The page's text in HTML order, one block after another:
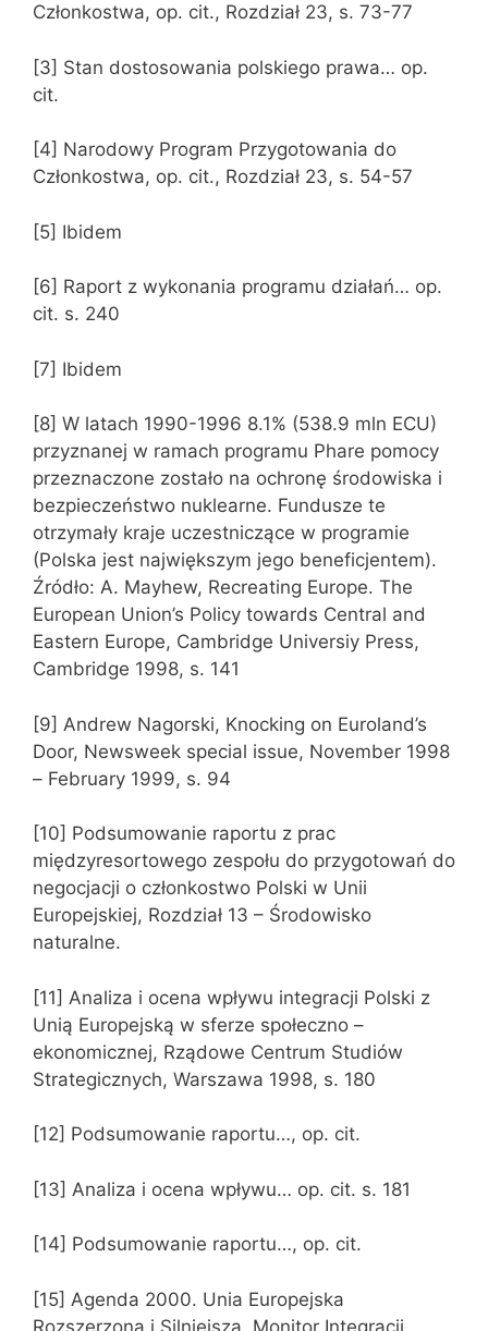
Członkostwa, op. cit., Rozdział 23, s. 73-77
[3] Stan dostosowania polskiego prawa… op.
cit.
[4] Narodowy Program Przygotowania do
Członkostwa, op. cit., Rozdział 23, s. 54-57
[5] Ibidem
[6] Raport z wykonania programu działań… op.
cit. s. 240
[7] Ibidem
[8] W latach 1990-1996 8.1% (538.9 mln ECU)
przyznanej w ramach programu Phare pomocy
przeznaczone zostało na ochronę środowiska i
bezpieczeństwo nuklearne. Fundusze te
otrzymały kraje uczestniczące w programie
(Polska jest największym jego beneficjentem).
Źródło: A. Mayhew, Recreating Europe. The
European Union’s Policy towards Central and
Eastern Europe, Cambridge Universiy Press,
Cambridge 1998, s. 141
[9] Andrew Nagorski, Knocking on Euroland’s
Door, Newsweek special issue, November 1998
– February 1999, s. 94
[10] Podsumowanie raportu z prac
międzyresortowego zespołu do przygotowań do
negocjacji o członkostwo Polski w Unii
Europejskiej, Rozdział 13 – Środowisko
naturalne.
[11] Analiza i ocena wpływu integracji Polski z
Unią Europejską w sferze społeczno –
ekonomicznej, Rządowe Centrum Studiów
Strategicznych, Warszawa 1998, s. 180
[12] Podsumowanie raportu…, op. cit.
[13] Analiza i ocena wpływu… op. cit. s. 181
[14] Podsumowanie raportu…, op. cit.
[15] Agenda 2000. Unia Europejska
Rozszerzona i Silniejsza, Monitor Integracji